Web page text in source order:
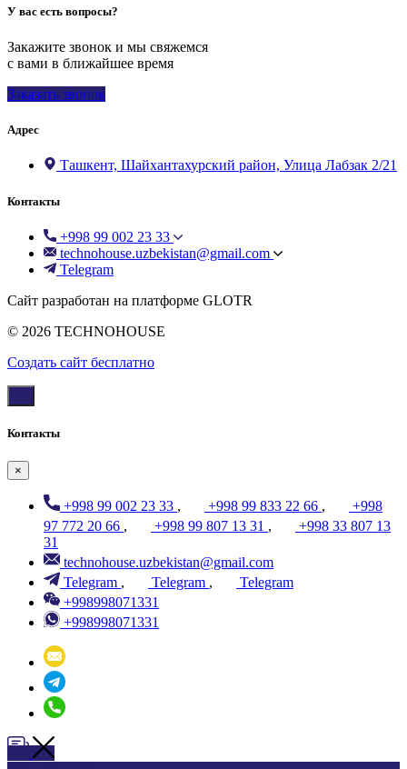
У вас есть вопросы?
Закажите звонок и мы свяжемся
с вами в ближайшее время
Заказать звонок
Адрес
Ташкент, Шайхантахурский район, Улица Лабзак 2/21
Контакты
+998 99 002 23 33
technohouse.uzbekistan@gmail.com
Telegram
Сайт разработан на платформе GLOTR
© 2026 TECHNOHOUSE
Создать cайт бесплатно
Контакты
×
+998 99 002 23 33 , +998 99 833 22 66 ,
+998
97 772 20 66 , +998 99 807 13 31 ,
+998 33 807 13
31
technohouse.uzbekistan@gmail.com
Telegram , Telegram ,
Telegram
+998998071331
+998998071331